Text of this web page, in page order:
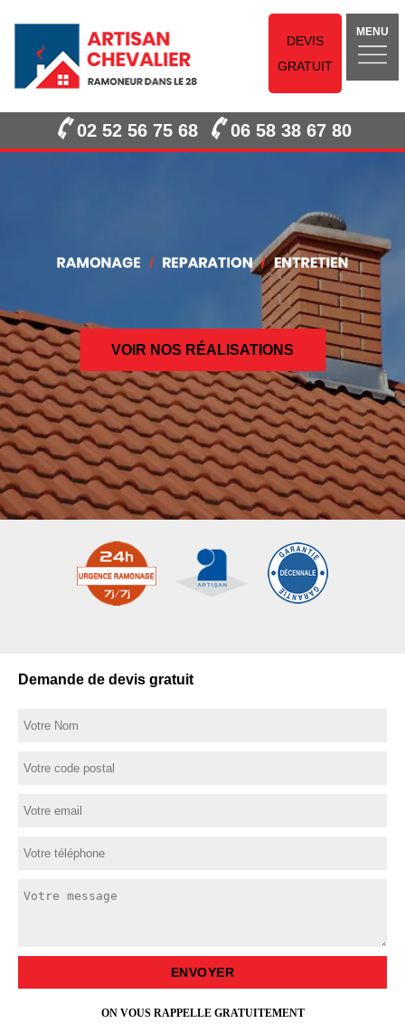
DEVIS
GRATUIT
MENU
02 52 56 75 68 06 58 38 67 80
VOIR NOS RÉALISATIONS
Demande de devis gratuit
ON VOUS RAPPELLE GRATUITEMENT